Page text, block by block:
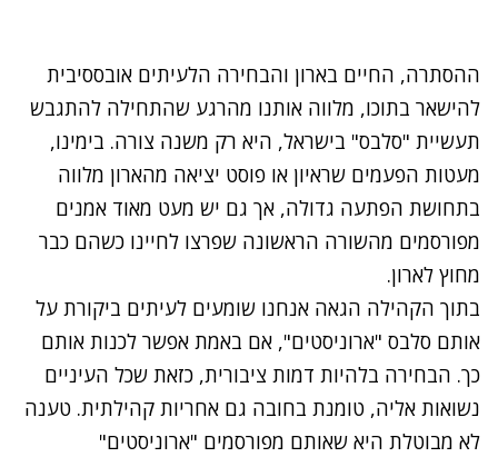
ההסתרה, החיים בארון והבחירה הלעיתים אובססיבית
להישאר בתוכו, מלווה אותנו מהרגע שהתחילה להתגבש
תעשיית "סלבס" בישראל, היא רק משנה צורה. בימינו,
מעטות הפעמים שראיון או פוסט יציאה מהארון מלווה
בתחושת הפתעה גדולה, אך גם יש מעט מאוד אמנים
מפורסמים מהשורה הראשונה שפרצו לחיינו כשהם כבר
מחוץ לארון.
בתוך הקהילה הגאה אנחנו שומעים לעיתים ביקורת על
אותם סלבס "ארוניסטים", אם באמת אפשר לכנות אותם
כך. הבחירה בלהיות דמות ציבורית, כזאת שכל העיניים
נשואות אליה, טומנת בחובה גם אחריות קהילתית. טענה
לא מבוטלת היא שאותם מפורסמים "ארוניסטים"